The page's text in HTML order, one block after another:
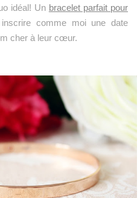
idéal! Un bracelet parfait pour
comme moi une date
cher à leur cœur.